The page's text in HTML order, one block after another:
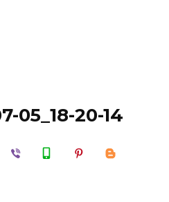
05_18-20-14